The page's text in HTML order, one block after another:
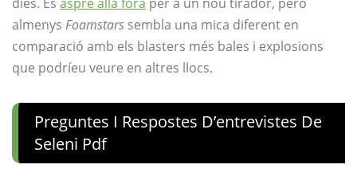
almenys Foamstars sembla una mica diferent en
comparació amb els blasters més bales i explosions
que podríeu veure en altres llocs.
Preguntes I Respostes D’entrevistes De
Seleni Pdf